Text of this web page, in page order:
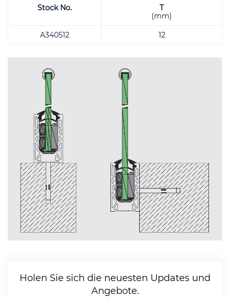
Stock No.
T
(mm)
A340512
12
Holen Sie sich die neuesten Updates und
Angebote.